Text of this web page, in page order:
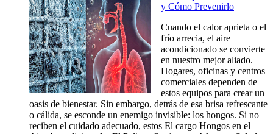
y Cómo Prevenirlo
Cuando el calor aprieta o el
frío arrecia, el aire
acondicionado se convierte
en nuestro mejor aliado.
Hogares, oficinas y centros
comerciales dependen de
estos equipos para crear un
oasis de bienestar. Sin embargo, detrás de esa brisa refrescante
o cálida, se esconde un enemigo invisible: los hongos. Si no
reciben el cuidado adecuado, estos El cargo Hongos en el